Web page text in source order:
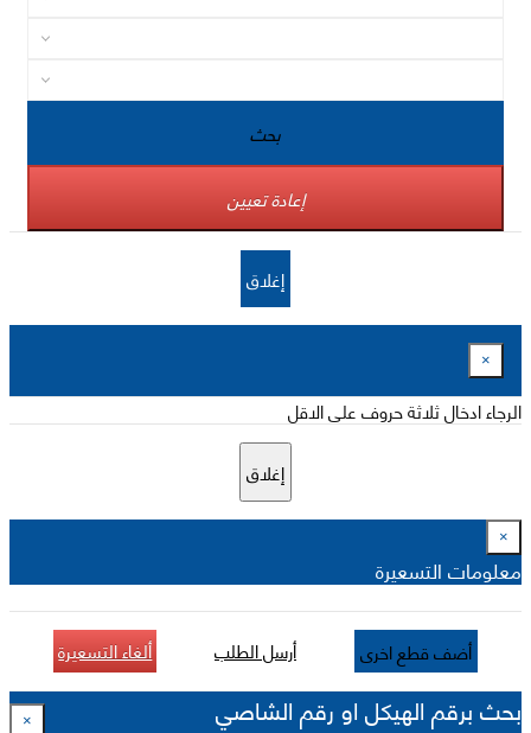
بحث
إعادة تعيين
إغلاق
×
الرجاء ادخال ثلاثة حروف على الاقل
إغلاق
×
معلومات التسعيرة
أضف قطع اخرى أرسل الطلب ألغاء التسعيرة
بحث برقم الهيكل او رقم الشاصي ×